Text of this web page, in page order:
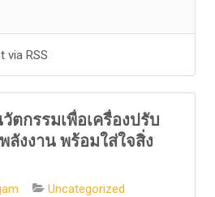
via RSS
ตกรรมเพื่อเครื่องปรับ
ลังงาน พร้อมใส่ใจสิ่ง
Uncategorized